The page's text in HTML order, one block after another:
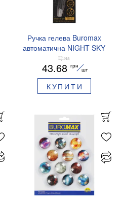
Ручка гелева Buromax
автоматична NIGHT SKY
ZODIAC 0.5 мм
ароматизований грип синє
чорнило BM.8379-01
Ціна
43.68 грн
шт
КУПИТИ